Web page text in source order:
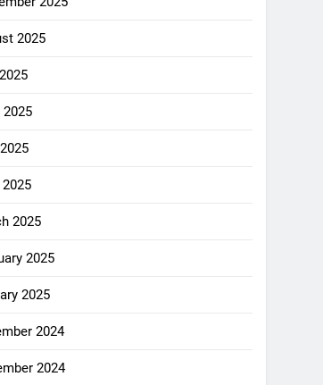
2025
2025
2025
2025
2025
2024
2024